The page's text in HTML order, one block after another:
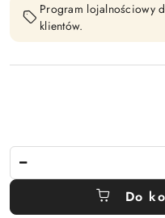
Program lojalnościowy
klientów.
Do